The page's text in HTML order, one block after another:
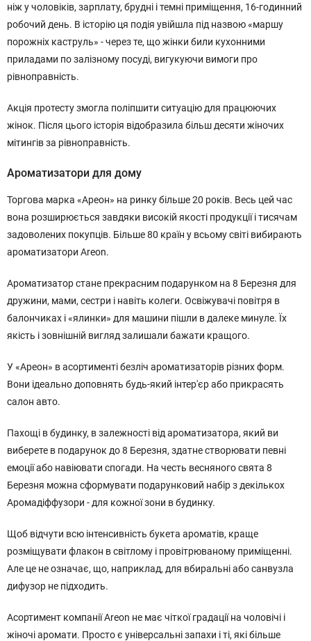
ніж у чоловіків, зарплату, брудні і темні приміщення, 16-годинний
робочий день. В історію ця подія увійшла під назвою «маршу
порожніх каструль» - через те, що жінки били кухонними
приладами по залізному посуді, вигукуючи вимоги про
рівноправність.
Акція протесту змогла поліпшити ситуацію для працюючих
жінок. Після цього історія відобразила більш десяти жіночих
мітингів за рівноправність.
Ароматизатори для дому
Торгова марка «Ареон» на ринку більше 20 років. Весь цей час
вона розширюється завдяки високій якості продукції і тисячам
задоволених покупців. Більше 80 країн у всьому світі вибирають
ароматизатори Areon.
Ароматизатор стане прекрасним подарунком на 8 Березня для
дружини, мами, сестри і навіть колеги. Освіжувачі повітря в
балончиках і «ялинки» для машини пішли в далеке минуле. Їх
якість і зовнішній вигляд залишали бажати кращого.
У «Ареон» в асортименті безліч ароматизаторів різних форм.
Вони ідеально доповнять будь-який інтер'єр або прикрасять
салон авто.
Пахощі в будинку, в залежності від ароматизатора, який ви
виберете в подарунок до 8 Березня, здатне створювати певні
емоції або навіювати спогади. На честь весняного свята 8
Березня можна сформувати подарунковий набір з декількох
Аромадіффузори - для кожної зони в будинку.
Щоб відчути всю інтенсивність букета ароматів, краще
розміщувати флакон в світлому і провітрюваному приміщенні.
Але це не означає, що, наприклад, для вбиральні або санвузла
дифузор не підходить.
Асортимент компанії Areon не має чіткої градації на чоловічі і
жіночі аромати. Просто є універсальні запахи і ті, які більше